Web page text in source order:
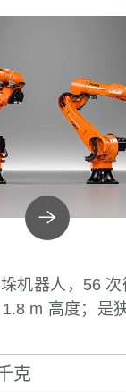
机器人，56 次
m 高度；是
克